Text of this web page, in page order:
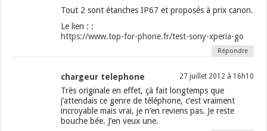
Tout 2 sont étanches IP67 et proposés à prix canon.
Le lien : :
https://www.top-for-phone.fr/test-sony-xperia-go
Répondre
chargeur telephone 27 juillet 2012 à 16h10
Très originale en effet, çà fait longtemps que
j’attendais ce genre de téléphone, c’est vraiment
incroyable mais vrai, je n’en reviens pas. Je reste
bouche bée. J’en veux une.